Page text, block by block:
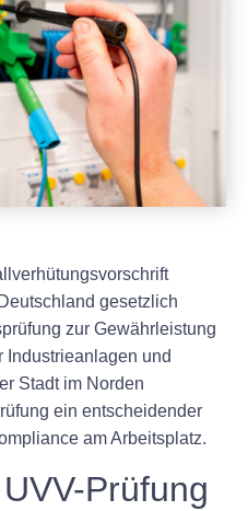
gesetzlich
zur Gewährleistung
Industrieanlagen und
Stadt im Norden
ein entscheidender
am Arbeitsplatz.
Prüfung